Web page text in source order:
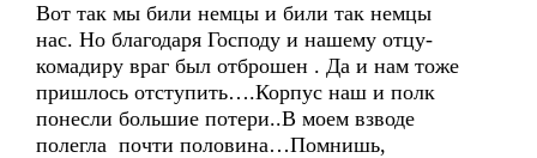
Вот так мы били немцы и били так немцы
нас. Но благодаря Господу и нашему отцу-
комадиру враг был отброшен . Да и нам тоже
пришлось отступить….Корпус наш и полк
понесли большие потери..В моем взводе
полегла почти половина…Помнишь,